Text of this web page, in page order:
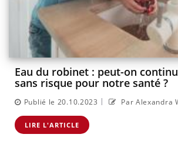
Eau du robinet : peut-on
sans risque pour notre santé ?
Publié le 20.10.2023 | Par Alexandra
LIRE L'ARTICLE